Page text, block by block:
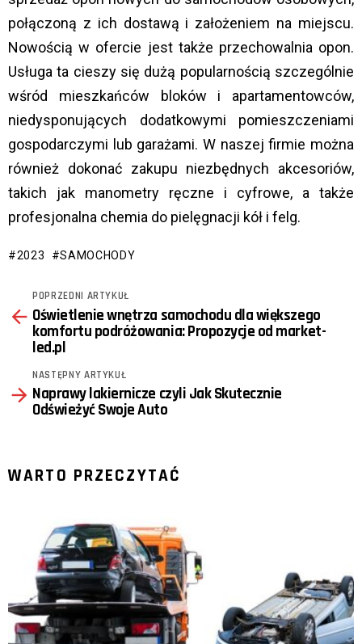
połączoną z ich dostawą i założeniem na miejscu.
Nowością w ofercie jest także przechowalnia opon.
Usługa ta cieszy się dużą popularnością szczególnie
wśród mieszkańców bloków i apartamentowców,
niedysponujących dodatkowymi pomieszczeniami
gospodarczymi lub garażami. W naszej firmie można
również dokonać zakupu niezbędnych akcesoriów,
takich jak manometry ręczne i cyfrowe, a także
profesjonalna chemia do pielęgnacji kół i felg.
2023 SAMOCHODY
more
POPRZEDNI ARTYKUŁ
Oświetlenie wnętrza samochodu dla większego
komfortu podróżowania: Propozycje od market-
led.pl
NASTĘPNY ARTYKUŁ
Naprawy lakiernicze czyli Jak Skutecznie
Odświeżyć Swoje Auto
WARTO PRZECZYTAĆ